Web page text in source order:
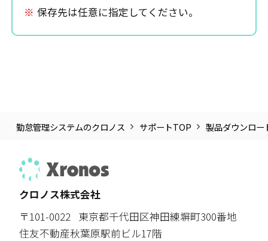
※ 保存先は任意に指定してください。
勤怠管理システムのクロノス サポートTOP 製品ダウンロー
クロノス株式会社
〒101-0022
東京都千代田区神田練塀町300番地
住友不動産秋葉原駅前ビル17階